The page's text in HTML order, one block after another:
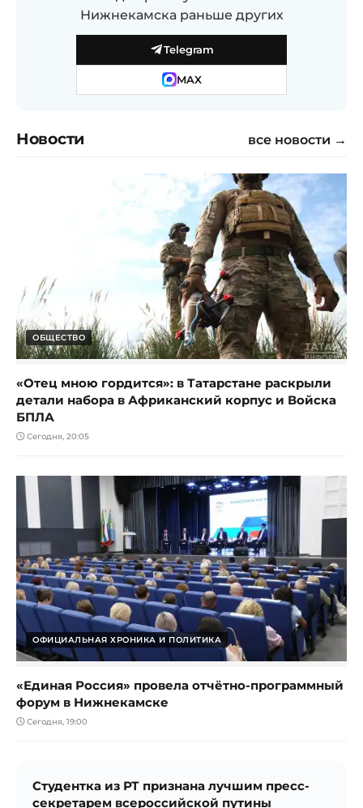
Нижнекамска раньше других
Telegram
MAX
Новости все новости →
ОБЩЕСТВО
«Отец мною гордится»: в Татарстане раскрыли
детали набора в Африканский корпус и Войска
БПЛА
Сегодня, 20:05
ОФИЦИАЛЬНАЯ ХРОНИКА И ПОЛИТИКА
«Единая Россия» провела отчётно-программный
форум в Нижнекамске
Сегодня, 19:00
Студентка из РТ признана лучшим пресс-
секретарем всероссийской путины